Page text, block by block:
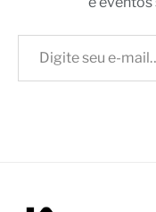
Digite seu e-mail…